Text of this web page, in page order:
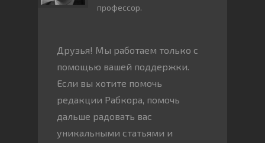
профессор.
Друзья! Мы работаем только с
помощью вашей поддержки.
Если вы хотите помочь
редакции Рабкора, помочь
дальше радовать вас
уникальными статьями и